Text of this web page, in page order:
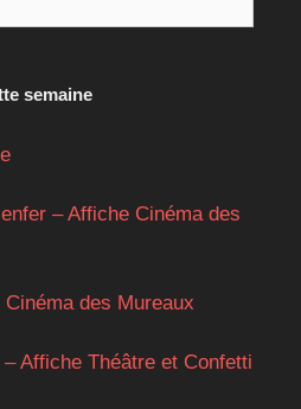
semaine
– Affiche Cinéma des
des Mureaux
Affiche Théâtre et Confetti